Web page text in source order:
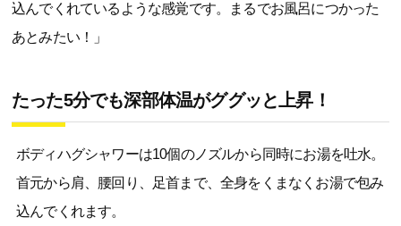
込んでくれているような感覚です。まるでお風呂につかった
あとみたい！」
たった5分でも深部体温がググッと上昇！
ボディハグシャワーは10個のノズルから同時にお湯を吐水。
首元から肩、腰回り、足首まで、全身をくまなくお湯で包み
込んでくれます。